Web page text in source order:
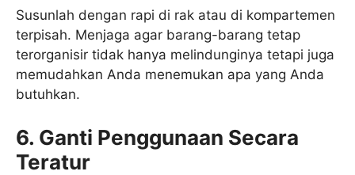
Susunlah dengan rapi di rak atau di kompartemen
terpisah. Menjaga agar barang-barang tetap
terorganisir tidak hanya melindunginya tetapi juga
memudahkan Anda menemukan apa yang Anda
butuhkan.
6. Ganti Penggunaan Secara
Teratur